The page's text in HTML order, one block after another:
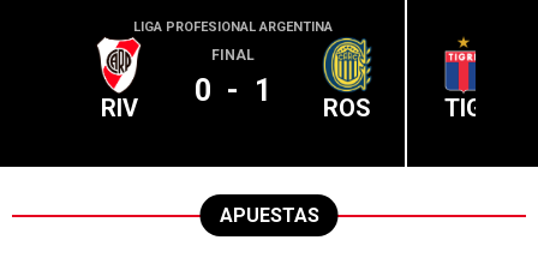
LIGA PROFESIONAL ARGENTINA
RIV
FINAL
0 - 1 ROS TIG
APUESTAS